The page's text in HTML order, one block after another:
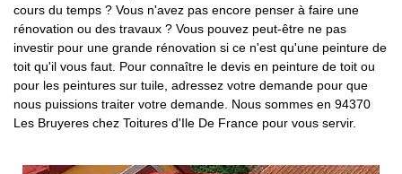
cours du temps ? Vous n'avez pas encore penser à faire une
rénovation ou des travaux ? Vous pouvez peut-être ne pas
investir pour une grande rénovation si ce n'est qu'une peinture de
toit qu'il vous faut. Pour connaître le devis en peinture de toit ou
pour les peintures sur tuile, adressez votre demande pour que
nous puissions traiter votre demande. Nous sommes en 94370
Les Bruyeres chez Toitures d'Ile De France pour vous servir.